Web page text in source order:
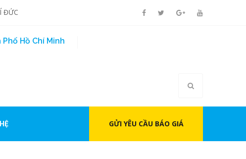
ĐỨC
Hồ Chí Minh
GỬI YÊU CẦU BÁO GIÁ